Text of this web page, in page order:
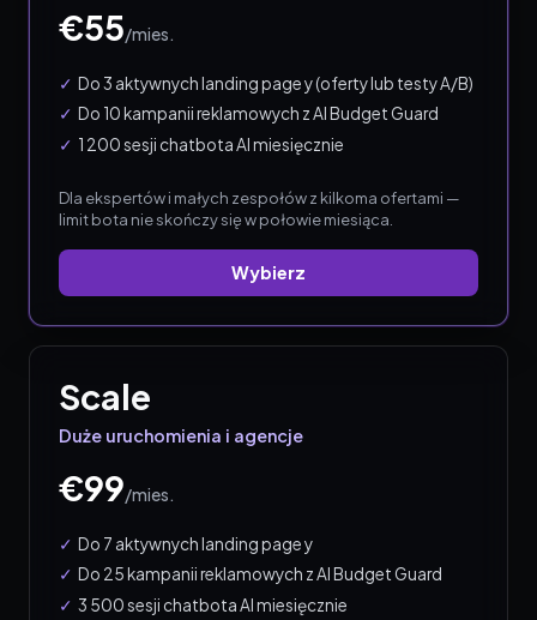
€55/mies.
Do 3 aktywnych landing page y (oferty lub testy A/B)
Do 10 kampanii reklamowych z AI Budget Guard
1 200 sesji chatbota AI miesięcznie
Dla ekspertów i małych zespołów z kilkoma ofertami —
limit bota nie skończy się w połowie miesiąca.
Wybierz
Scale
Duże uruchomienia i agencje
€99/mies.
Do 7 aktywnych landing page y
Do 25 kampanii reklamowych z AI Budget Guard
3 500 sesji chatbota AI miesięcznie